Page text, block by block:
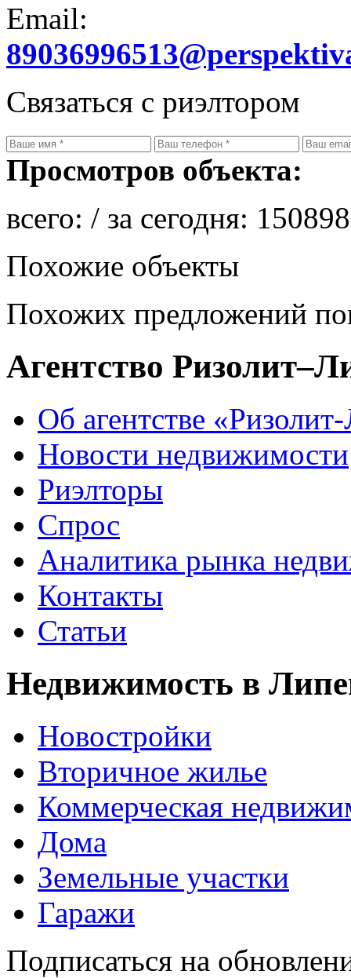
Email:
Связаться с риэлтором
Просмотров объекта:
всего: / за сегодня:
Похожие объекты
Похожих предложений
Агентство
Об агентстве
Новости недвижимости
Риэлторы
Спрос
Аналитика рынка
Контакты
Статьи
Недвижимость в
Новостройки
Вторичное жилье
Коммерческая
Дома
Земельные участки
Гаражи
Подписаться на